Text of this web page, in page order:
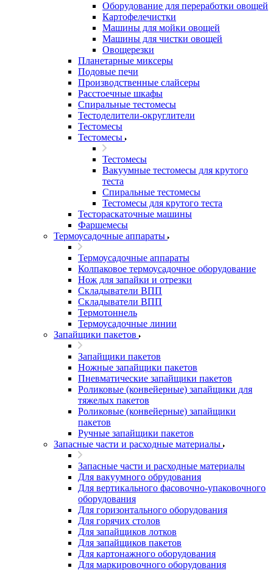
Оборудование для переработки овощей
Картофелечистки
Машины для мойки овощей
Машины для чистки овощей
Овощерезки
Планетарные миксеры
Подовые печи
Производственные слайсеры
Расстоечные шкафы
Спиральные тестомесы
Тестоделители-округлители
Тестомесы
Тестомесы
Тестомесы
Вакуумные тестомесы для крутого
теста
Спиральные тестомесы
Тестомесы для крутого теста
Тестораскаточные машины
Фаршемесы
Термоусадочные аппараты
Термоусадочные аппараты
Колпаковое термоусадочное оборудование
Нож для запайки и отрезки
Складыватели ВПП
Складыватели ВПП
Термотоннель
Термоусадочные линии
Запайщики пакетов
Запайщики пакетов
Ножные запайщики пакетов
Пневматические запайщики пакетов
Роликовые (конвейерные) запайщики для
тяжелых пакетов
Роликовые (конвейерные) запайщики
пакетов
Ручные запайщики пакетов
Запасные части и расходные материалы
Запасные части и расходные материалы
Для вакуумного обрудования
Для вертикального фасовочно-упаковочного
оборудования
Для горизонтального оборудования
Для горячих столов
Для запайщиков лотков
Для запайщиков пакетов
Для картонажного оборудования
Для маркировочного оборудования